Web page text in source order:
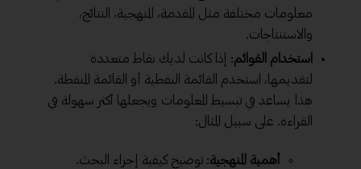
معلومات مختلفة مثل المقدمة، المنهجية، النتائج،
والاستنتاجات.
استخدام القوائم: إذا كانت لديك نقاط متعددة
لتقديمها، استخدم القائمة النقطية أو القائمة المنقطة.
هذا يساعد في تبسيط المعلومات ويجعلها أكثر سهولة في
القراءة. على سبيل المثال:
أهمية المنهجية: توضيح كيفية إجراء البحث.